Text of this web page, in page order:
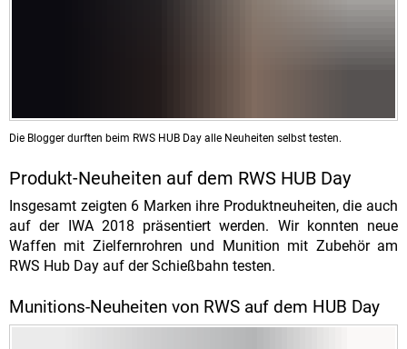
Die Blogger durften beim RWS HUB Day alle Neuheiten selbst testen.
Produkt-Neuheiten auf dem RWS HUB Day
Insgesamt zeigten 6 Marken ihre Produktneuheiten, die auch
auf der IWA 2018 präsentiert werden. Wir konnten neue
Waffen mit Zielfernrohren und Munition mit Zubehör am
RWS Hub Day auf der Schießbahn testen.
Munitions-Neuheiten von RWS auf dem HUB Day